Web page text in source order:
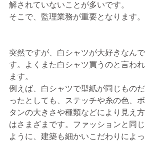
解されていないことが多いです。
そこで、監理業務が重要となります。
突然ですが、白シャツが大好きなんで
す。よくまた白シャツ買うのと言われ
ます。
例えば、白シャツで型紙が同じものだ
ったとしても、ステッチや糸の色、ボ
タンの大きさや種類などにより見え方
はさまざまです。ファッションと同じ
ように、建築も細かいこだわりによっ